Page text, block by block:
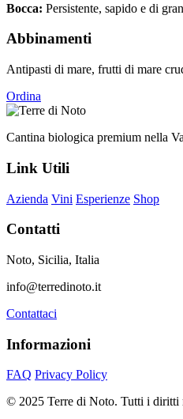
Bocca: Persistente, sapido e di
Abbinamenti
Antipasti di mare, frutti di mare
Ordina
Cantina biologica premium nella
Link Utili
Azienda Vini Esperienze Shop
Contatti
Noto, Sicilia, Italia
info@terredinoto.it
Contattaci
Informazioni
FAQ Privacy Policy
© 2025 Terre di Noto. Tutti i diritti